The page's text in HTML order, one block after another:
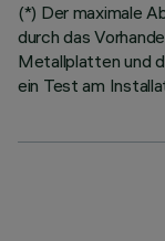
(*) Der maximale
durch das
Metallplatten und
ein Test am